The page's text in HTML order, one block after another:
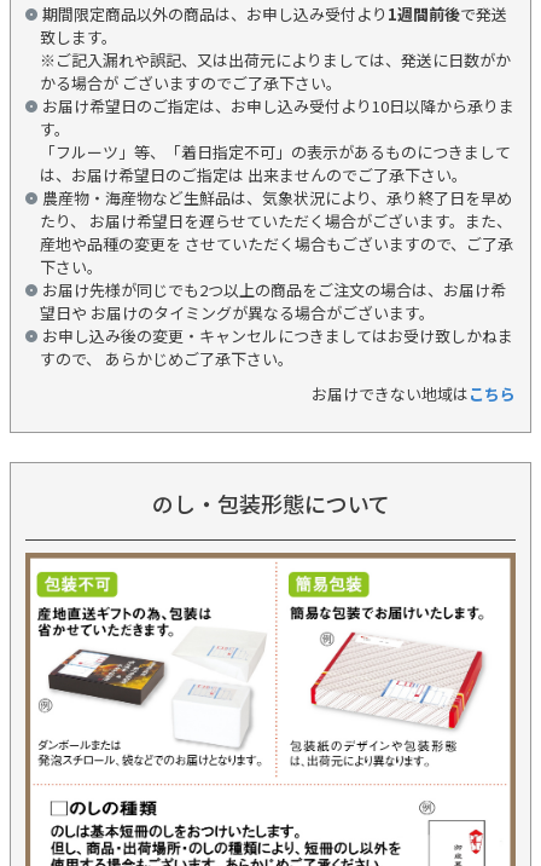
期間限定商品以外の商品は、お申し込み受付より 1週間前後で発送
致します。
※ご記入漏れや誤記、又は出荷元によりましては、発送に日数がか
かる場合が ございますのでご了承下さい。
お届け希望日のご指定は、お申し込み受付より10日以降から承りま
す。
「フルーツ」等、「着日指定不可」の表示があるものにつきまして
は、お届け希望日のご指定は 出来ませんのでご了承下さい。
農産物・海産物など生鮮品は、気象状況により、承り終了日を早め
たり、 お届け希望日を遅らせていただく場合がございます。また、
産地や品種の変更を させていただく場合もございますので、ご了承
下さい。
お届け先様が同じでも2つ以上の商品をご注文の場合は、お届け希
望日や お届けのタイミングが異なる場合がございます。
お申し込み後の変更・キャンセルにつきましてはお受け致しかねま
すので、 あらかじめご了承下さい。
お届けできない地域はこちら
のし・包装形態について